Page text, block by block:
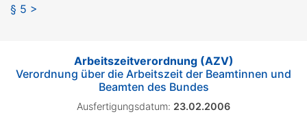
§ 5 >
Arbeitszeitverordnung (AZV)
Verordnung über die Arbeitszeit der Beamtinnen und
Beamten des Bundes
Ausfertigungsdatum: 23.02.2006